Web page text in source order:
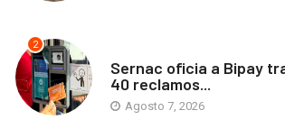
2
Sernac oficia a Bipay
40 reclamos...
Agosto 7, 2026